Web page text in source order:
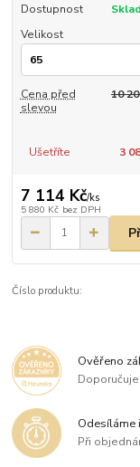
Dostupnost
Velikost
Cena před
slevou
10
Ušetříte
3
7 114 Kč/ks
5 880 Kč bez DPH
Číslo produktu:
Ověřeno
Doporučuje
Odesíláme
Při